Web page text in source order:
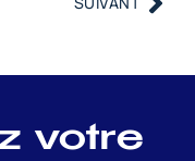
votre